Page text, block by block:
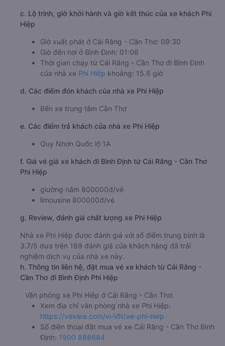
c. Lộ trình, giờ khởi hành và giờ kết thúc của xe khách Phi
Hiệp
Giờ xuất phát ở Cái Răng - Cần Thơ: 09:30
Giờ đến nơi ở Bình Định: 01:06
Thời gian chạy từ Cái Răng - Cần Thơ đi Bình Định
của nhà xe Phi Hiệp khoảng: 15.6 giờ
d. Các điểm đón khách của nhà xe Phi Hiệp
Bến xe trung tâm Cần Thơ
e. Các điểm trả khách của nhà xe Phi Hiệp
Quy Nhơn Quốc lộ 1A
f. Giá vé giá xe khách đi Bình Định từ Cái Răng - Cần Thơ
Phi Hiệp
giường nằm 800000đ/vé
limousine 800000đ/vé
g. Review, đánh giá chất lượng xe Phi Hiệp
Nhà xe Phi Hiệp được đánh giá với số điểm trung bình là
3.7/5 dựa trên 189 đánh giá của khách hàng đã trải
nghiệm dịch vụ của nhà xe này.
h. Thông tin liên hệ, đặt mua vé xe khách từ Cái Răng -
Cần Thơ đi Bình Định Phi Hiệp
Văn phòng xe Phi Hiệp ở Cái Răng - Cần Thơ:
Xem địa chỉ văn phòng nhà xe Phi Hiệp:
https://vexere.com/vi-VN/xe-phi-hiep
Số điện thoại đặt mua vé xe Cái Răng - Cần Thơ Bình
Định: 1900 888684